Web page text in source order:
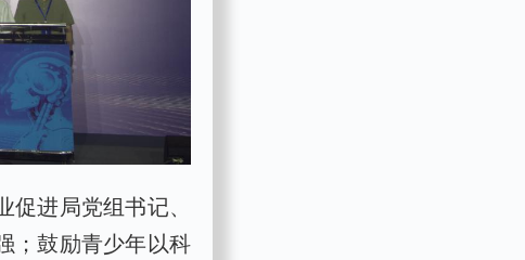
进局党组书记、
；鼓励青少年以科